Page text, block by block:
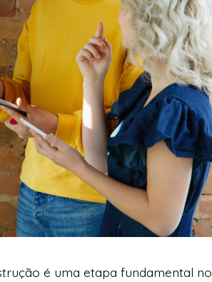
é uma etapa fundamental no